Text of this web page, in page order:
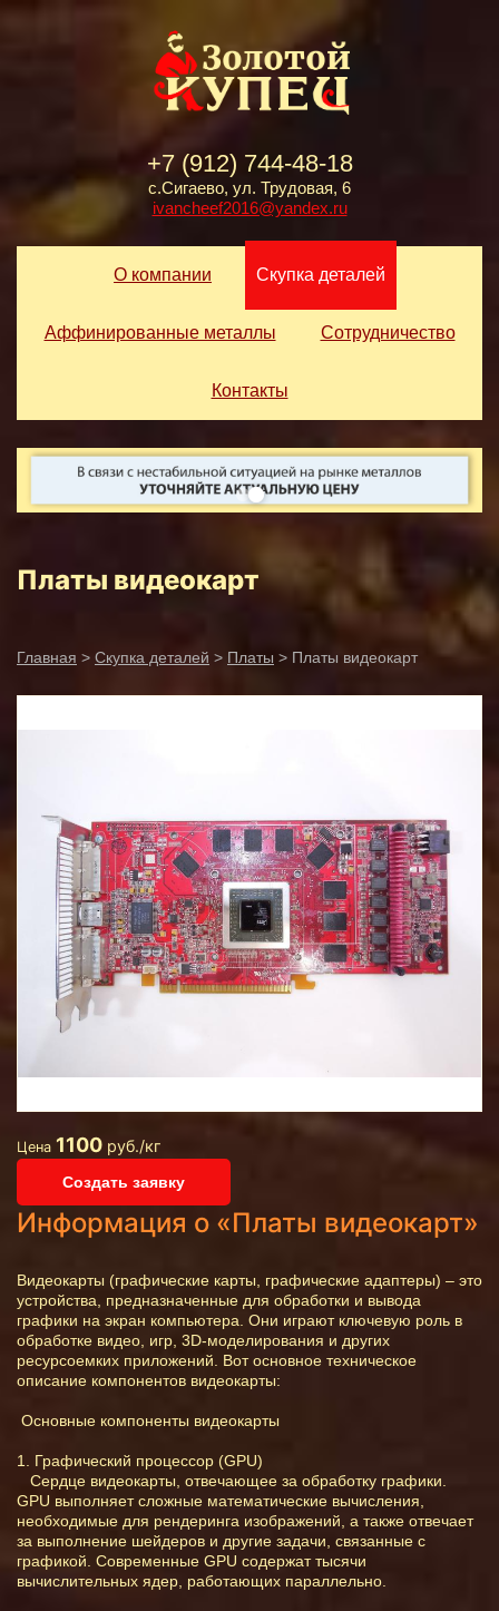
+7 (912) 744-48-18
с.Сигаево, ул. Трудовая, 6
ivancheef2016@yandex.ru
О компании Скупка деталей
Аффинированные металлы Сотрудничество
Контакты
Платы видеокарт
Главная > Скупка деталей > Платы > Платы видеокарт
Цена 1100 руб./кг
Создать заявку
Информация о «Платы видеокарт»
Видеокарты (графические карты, графические адаптеры) – это
устройства, предназначенные для обработки и вывода
графики на экран компьютера. Они играют ключевую роль в
обработке видео, игр, 3D-моделирования и других
ресурсоемких приложений. Вот основное техническое
описание компонентов видеокарты:
Основные компоненты видеокарты
1. Графический процессор (GPU)
Сердце видеокарты, отвечающее за обработку графики.
GPU выполняет сложные математические вычисления,
необходимые для рендеринга изображений, а также отвечает
за выполнение шейдеров и другие задачи, связанные с
графикой. Современные GPU содержат тысячи
вычислительных ядер, работающих параллельно.